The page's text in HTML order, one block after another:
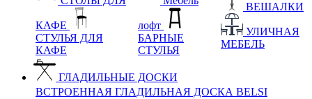
КАФЕ
СТУЛЬЯ ДЛЯ
КАФЕ
лофт
БАРНЫЕ
СТУЛЬЯ
ВЕШАЛКИ
УЛИЧНАЯ
МЕБЕЛЬ
ГЛАДИЛЬНЫЕ ДОСКИ
ВСТРОЕННАЯ ГЛАДИЛЬНАЯ ДОСКА BELSI